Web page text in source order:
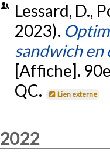
Lessard, D.,
2023).
sandwich
[Affiche].
QC.
Lien externe
2022